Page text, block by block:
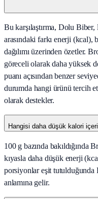
Bu karşılaştırma, Dolu
arasındaki farkı enerji (kcal),
dağılımı üzerinden özetler.
göreceli olarak daha yüksek
puanı açısından benzer
durumda hangi ürünü tercih
olarak destekler.
Hangisi daha düşük kalori
100 g bazında
kıyasla daha düşük enerji
porsiyonlar eşit
anlamına gelir.